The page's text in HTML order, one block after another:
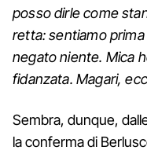
posso dirle come
retta: sentiamo prima
negato niente. Mica
fidanzata. Magari,
Sembra, dunque,
la conferma di